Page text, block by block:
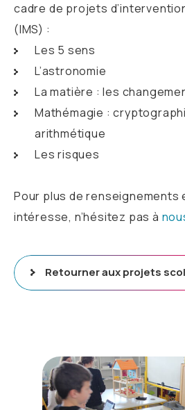
cadre de projets
(IMS) :
Les 5 sens
L’astronomie
La matière : les
Mathémagie :
arithmétique
Les risques
Pour plus de renseignements
intéresse, n’hésitez pas à
Retourner aux projets